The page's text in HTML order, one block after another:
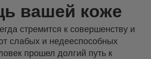
вашей коже
стремится к совершенству и
слабых и недееспособных
прошел долгий путь к